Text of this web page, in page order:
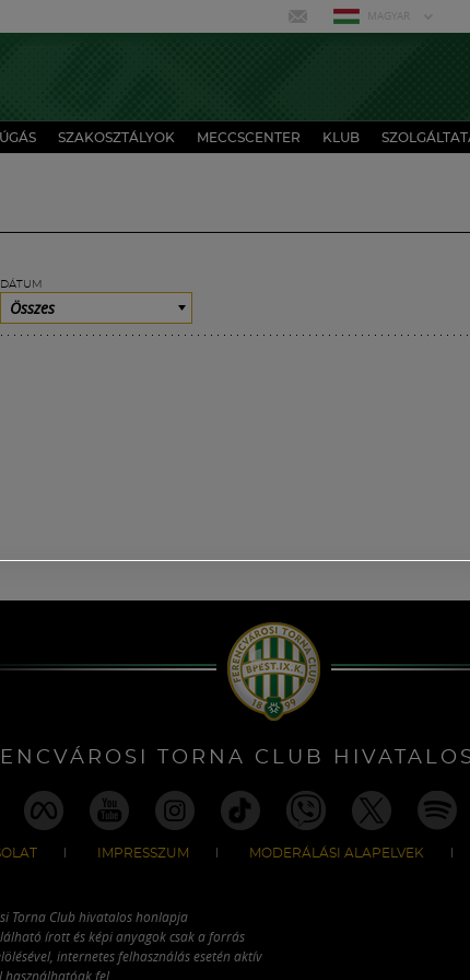
MAGYAR
SZAKOSZTÁLYOK MECCSCENTER KLUB
DÁTUM
Összes
TORNA CLUB
IMPRESSZUM MODERÁLÁSI ALAPELVEK
Torna Club hivatalos honlapja
írott és képi anyagok csak a forrás
internetes felhasználás esetén aktív
használhatóak fel.